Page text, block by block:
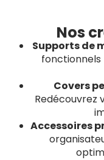
Nos
Supports de
Covers
Redécouvrez
Accessoires